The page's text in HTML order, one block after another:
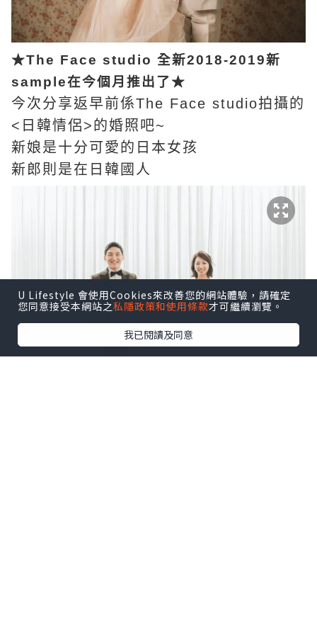
★The Face studio 全新2018-2019新
sample在今個月推出了★
今次分享返早前係The Face studio拍攝的
<日韓情侶>的婚照吧~
新娘是十分可愛的日本女孩
新郎則是在日韓國人
U Lifestyle 會使用Cookies來改善您的網站體驗，請確定
您同意接受本網站之私隱政策和使用條款才可繼續瀏覽。
我已閱讀及同意